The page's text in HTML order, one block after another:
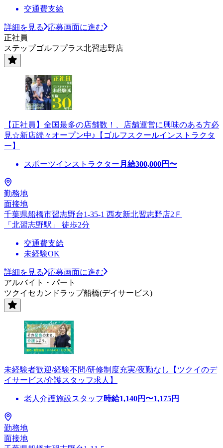
交通費支給
詳細を見る
応募画面に進む
正社員
ステップゴルフプラス北習志野店
【正社員】全国最多の店舗数！、店舗運営に興味のある方必
見☆新店続々オープン中♪【ゴルフスクールインストラクタ
ー】
スポーツインストラクター 月給300,000円〜
勤務地
面接地
千葉県船橋市習志野台1-35-1 西友新北習志野店2Ｆ
「北習志野駅」 徒歩2分
交通費支給
未経験OK
詳細を見る
応募画面に進む
アルバイト・パート
ツクイセカンドラップ船橋(デイサービス)
未経験者歓迎/経験不問/研修制度充実/夜勤なし【ツクイのデ
イサービス/介護スタッフ求人】
老人介護施設スタッフ 時給1,140円〜1,175円
勤務地
面接地